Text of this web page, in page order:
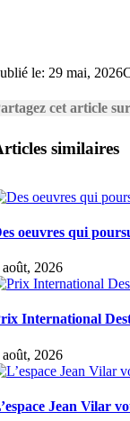
le: 29 mai, 2026
cet article
similaires
oeuvres qui
août, 2026
International
août, 2026
Jean Vilar